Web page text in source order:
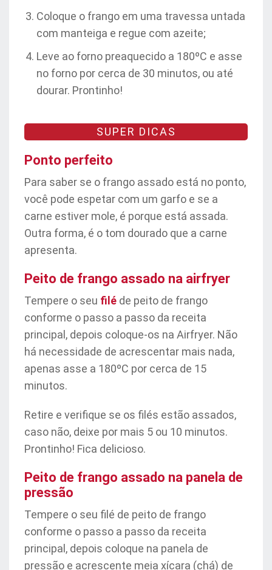
Coloque o frango em uma travessa untada
com manteiga e regue com azeite;
Leve ao forno preaquecido a 180ºC e asse
no forno por cerca de 30 minutos, ou até
dourar. Prontinho!
SUPER DICAS
Ponto perfeito
Para saber se o frango assado está no ponto,
você pode espetar com um garfo e se a
carne estiver mole, é porque está assada.
Outra forma, é o tom dourado que a carne
apresenta.
Peito de frango assado na airfryer
Tempere o seu filé de peito de frango
conforme o passo a passo da receita
principal, depois coloque-os na Airfryer. Não
há necessidade de acrescentar mais nada,
apenas asse a 180ºC por cerca de 15
minutos.
Retire e verifique se os filés estão assados,
caso não, deixe por mais 5 ou 10 minutos.
Prontinho! Fica delicioso.
Peito de frango assado na panela de
pressão
Tempere o seu filé de peito de frango
conforme o passo a passo da receita
principal, depois coloque na panela de
pressão e acrescente meia xícara (chá) de